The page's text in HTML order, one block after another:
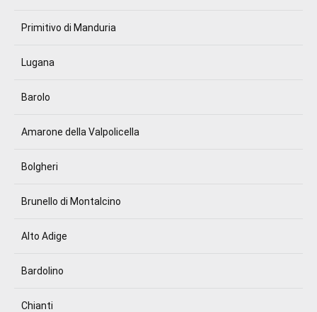
Primitivo di Manduria
Lugana
Barolo
Amarone della Valpolicella
Bolgheri
Brunello di Montalcino
Alto Adige
Bardolino
Chianti